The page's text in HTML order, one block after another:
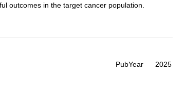
outcomes in the target cancer population.
PubYear 2025